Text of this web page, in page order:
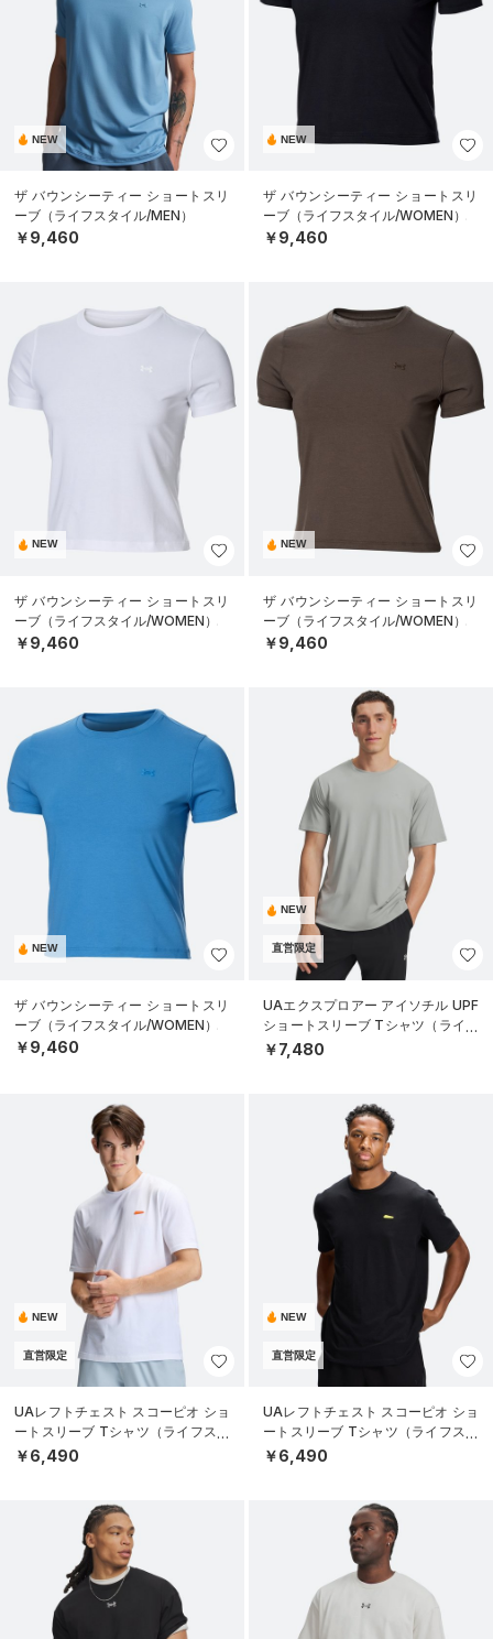
NEW
ザ バウンシーティー ショートスリ
ーブ（ライフスタイル/MEN）
￥9,460
NEW
ザ バウンシーティー ショートスリ
ーブ（ライフスタイル/WOMEN）
￥9,460
NEW
ザ バウンシーティー ショートスリ
ーブ（ライフスタイル/WOMEN）
￥9,460
NEW
ザ バウンシーティー ショートスリ
ーブ（ライフスタイル/WOMEN）
￥9,460
NEW
ザ バウンシーティー ショートスリ
ーブ（ライフスタイル/WOMEN）
￥9,460
NEW
直営限定
UAエクスプロアー アイソチル UPF
ショートスリーブ Tシャツ（ライフ
スタイル/MEN）
￥7,480
NEW
直営限定
UAレフトチェスト スコーピオ ショ
ートスリーブ Tシャツ（ライフスタ
イル/MEN）
￥6,490
NEW
直営限定
UAレフトチェスト スコーピオ ショ
ートスリーブ Tシャツ（ライフスタ
イル/MEN）
￥6,490